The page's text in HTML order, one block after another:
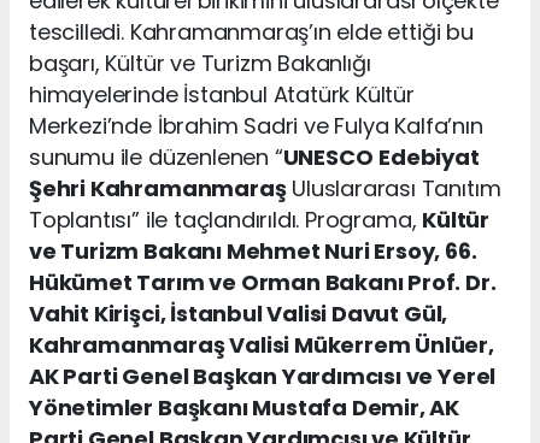
tescilledi. Kahramanmaraş’ın elde ettiği bu
başarı, Kültür ve Turizm Bakanlığı
himayelerinde İstanbul Atatürk Kültür
Merkezi’nde İbrahim Sadri ve Fulya Kalfa’nın
sunumu ile düzenlenen “UNESCO Edebiyat
Şehri KahramanmaraşUluslararası Tanıtım
Toplantısı” ile taçlandırıldı. Programa, Kültür
ve Turizm Bakanı Mehmet Nuri Ersoy, 66.
Hükümet Tarım ve Orman Bakanı Prof. Dr.
Vahit Kirişci, İstanbul Valisi Davut Gül,
Kahramanmaraş Valisi Mükerrem Ünlüer,
AK Parti Genel Başkan Yardımcısı ve Yerel
Yönetimler Başkanı Mustafa Demir, AK